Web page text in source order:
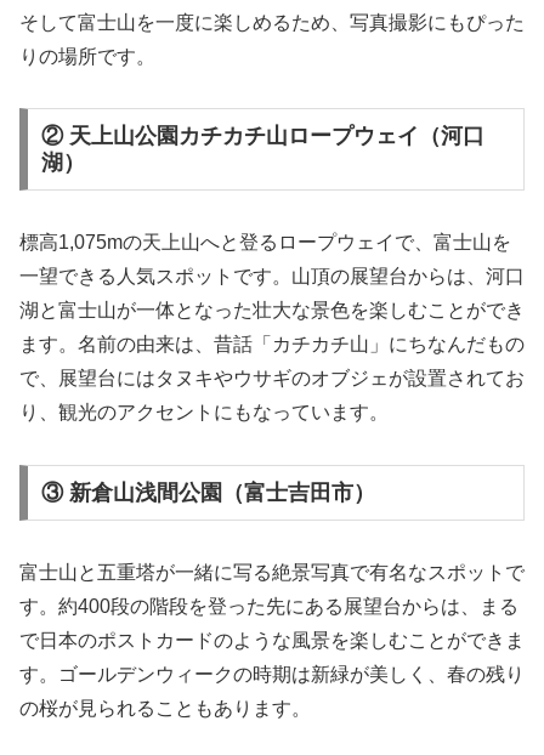
そして富士山を一度に楽しめるため、写真撮影にもぴった
りの場所です。
② 天上山公園カチカチ山ロープウェイ（河口
湖）
標高1,075mの天上山へと登るロープウェイで、富士山を
一望できる人気スポットです。山頂の展望台からは、河口
湖と富士山が一体となった壮大な景色を楽しむことができ
ます。名前の由来は、昔話「カチカチ山」にちなんだもの
で、展望台にはタヌキやウサギのオブジェが設置されてお
り、観光のアクセントにもなっています。
③ 新倉山浅間公園（富士吉田市）
富士山と五重塔が一緒に写る絶景写真で有名なスポットで
す。約400段の階段を登った先にある展望台からは、まる
で日本のポストカードのような風景を楽しむことができま
す。ゴールデンウィークの時期は新緑が美しく、春の残り
の桜が見られることもあります。